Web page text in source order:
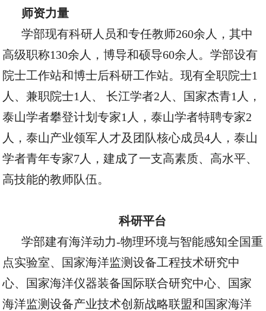
师资力量
学部现有科研人员和专任教师260余人，其中
高级职称130余人，博导和硕导60余人。学部设有
院士工作站和博士后科研工作站。现有全职院士1
人、兼职院士1人、 长江学者2人、国家杰青1人，
泰山学者攀登计划专家1人，泰山学者特聘专家2
人，泰山产业领军人才及团队核心成员4人，泰山
学者青年专家7人，建成了一支高素质、高水平、
高技能的教师队伍。
科研平台
学部建有海洋动力-物理环境与智能感知全国重
点实验室、
国家海洋监测设备工程技术研究中
心、国家海洋仪器装备国际联合研究中心、国家
海洋监测设备产业技术创新战略联盟和国家海洋